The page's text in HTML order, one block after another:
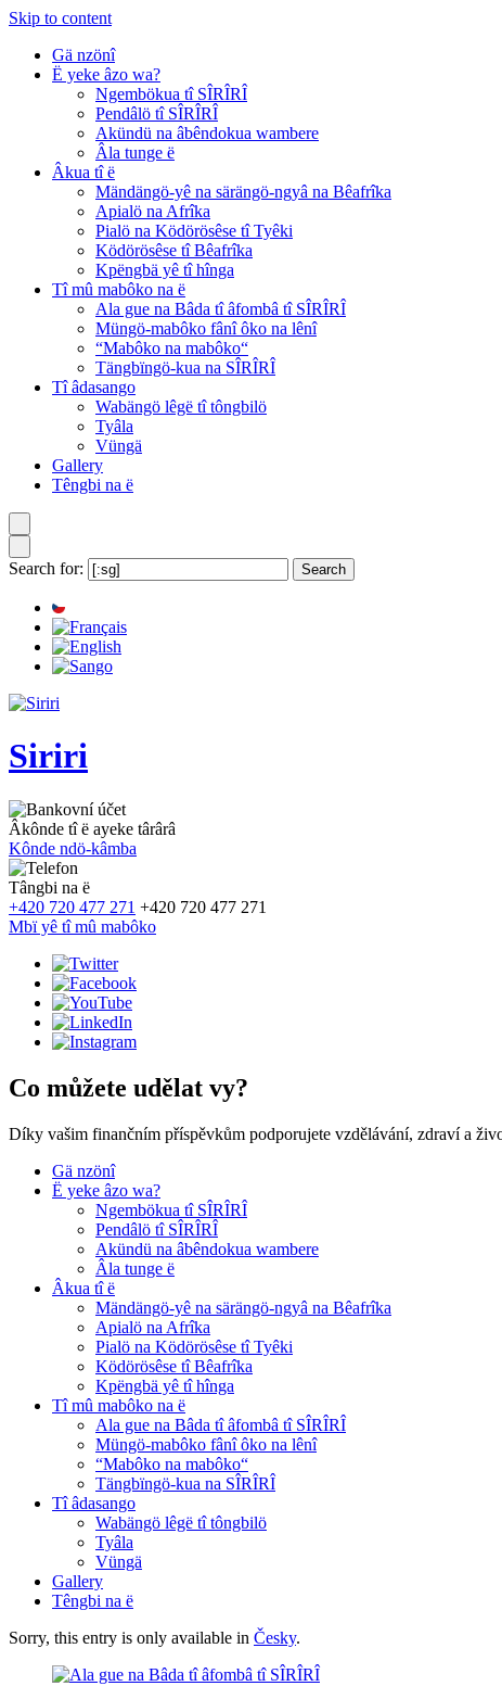
Skip to content
Gä nzönî
Ë yeke âzo wa?
Ngembökua tî SÎRÎRÎ
Pendâlö tî SÎRÎRÎ
Akündü na âbêndokua wambere
Âla tunge ë
Âkua tî ë
Mändängö-yê na särängö-ngyâ na Bêafrîka
Apialö na Afrîka
Pialö na Ködörösêse tî Tyêki
Ködörösêse tî Bêafrîka
Kpëngbä yê tî hînga
Tî mû mabôko na ë
Ala gue na Bâda tî âfombâ tî SÎRÎRÎ
Müngö-mabôko fânî ôko na lênî
“Mabôko na mabôko“
Tängbïngö-kua na SÎRÎRÎ
Tî âdasango
Wabängö lêgë tî tôngbilö
Tyâla
Vüngä
Gallery
Têngbi na ë
Search for:
Siriri
Âkônde tî ë ayeke târârâ
Kônde ndö-kâmba
Tângbi na ë
+420 720 477 271 +420 720 477 271
Mbï yê tî mû mabôko
Co můžete udělat vy?
Díky vašim finančním příspěvkům podporujete vzdělávání, zdraví a
Gä nzönî
Ë yeke âzo wa?
Ngembökua tî SÎRÎRÎ
Pendâlö tî SÎRÎRÎ
Akündü na âbêndokua wambere
Âla tunge ë
Âkua tî ë
Mändängö-yê na särängö-ngyâ na Bêafrîka
Apialö na Afrîka
Pialö na Ködörösêse tî Tyêki
Ködörösêse tî Bêafrîka
Kpëngbä yê tî hînga
Tî mû mabôko na ë
Ala gue na Bâda tî âfombâ tî SÎRÎRÎ
Müngö-mabôko fânî ôko na lênî
“Mabôko na mabôko“
Tängbïngö-kua na SÎRÎRÎ
Tî âdasango
Wabängö lêgë tî tôngbilö
Tyâla
Vüngä
Gallery
Têngbi na ë
Sorry, this entry is only available in Česky.